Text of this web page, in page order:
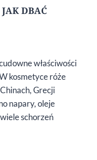
DBAĆ
właściwości
kosmetyce róże
Grecji
napary, oleje
schorzeń